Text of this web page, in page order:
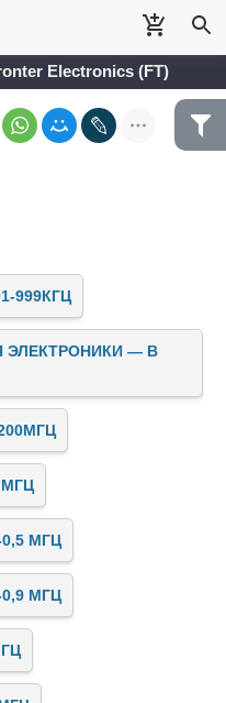
Electronics (FT)
999КГЦ
ЭЛЕКТРОНИКИ — В
МГЦ
МГЦ